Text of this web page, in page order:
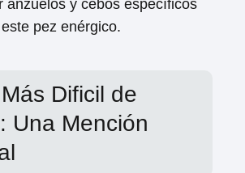
anzuelos y cebos específicos
pez enérgico.
Dificil de
Una Mención